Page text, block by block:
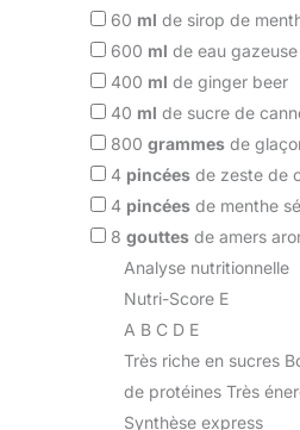
60 ml de sirop de
600 ml de eau gazeuse
400 ml de ginger beer
40 ml de sucre de
800 grammes de
4 pincées de zeste de
4 pincées de menthe
8 gouttes de amers
Analyse nutritionnelle
Nutri-Score E
A B C D E
Très riche en sucres
de protéines Très
Synthèse express